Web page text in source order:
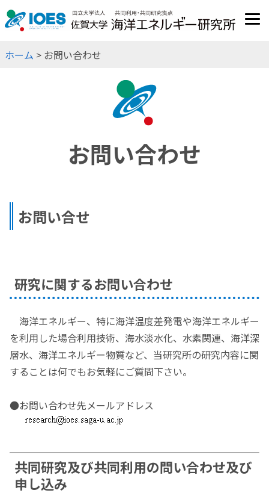
JP
EN
ホーム > お問い合わせ
お問い合わせ
お問い合せ
研究に関するお問い合わせ
海洋エネルギー、特に海洋温度差発電や海洋エネルギー
を利用した場合利用技術、海水淡水化、水素関連、海洋深
層水、海洋エネルギー物質など、当研究所の研究内容に関
することは何でもお気軽にご質問下さい。
●お問い合わせ先メールアドレス
共同研究及び共同利用の問い合わせ及び
申し込み